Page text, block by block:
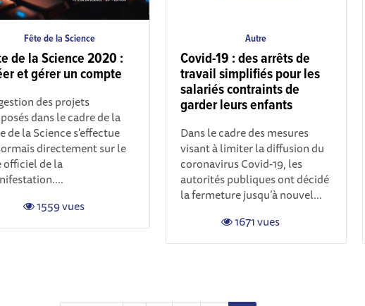
Fête de la Science
de la Science 2020 :
et gérer un compte
des projets
dans le cadre de la
de la Science s'effectue
directement sur le
officiel de la
1559 vues
Autre
Covid-19 : des arrêts de
travail simplifiés pour les
salariés contraints de
garder leurs enfants
Dans le cadre des mesures
visant à limiter la diffusion du
coronavirus Covid-19, les
autorités publiques ont décidé
la fermeture jusqu’à nouvel...
1671 vues